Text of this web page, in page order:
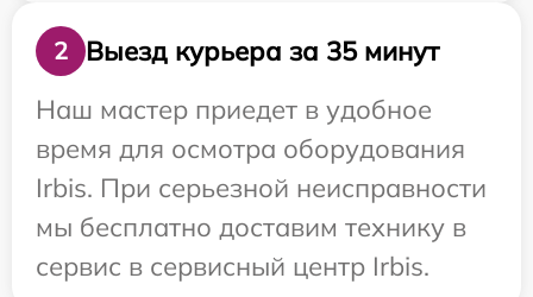
2
Выезд курьера за 35 минут
Наш мастер приедет в удобное
время для осмотра оборудования
Irbis. При серьезной неисправности
мы бесплатно доставим технику в
сервис в сервисный центр Irbis.